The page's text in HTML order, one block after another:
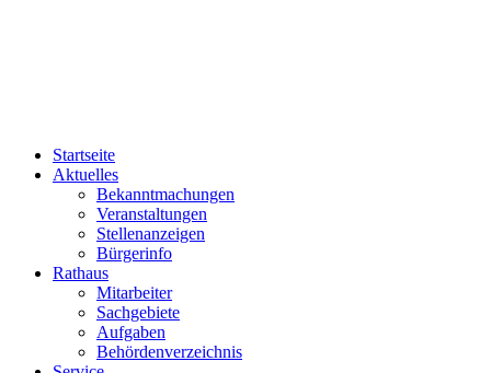
Startseite
Aktuelles
Bekanntmachungen
Veranstaltungen
Stellenanzeigen
Bürgerinfo
Rathaus
Mitarbeiter
Sachgebiete
Aufgaben
Behördenverzeichnis